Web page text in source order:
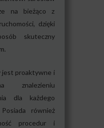
na bieżąco z
dzięki
skuteczny
jest proaktywne i
znalezieniu
dla każdego
również
procedur i